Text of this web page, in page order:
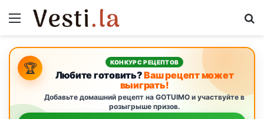
Menu
🏆 КОНКУРС РЕЦЕПТОВ
Любите готовить?Ваш рецепт может
выиграть!
Добавьте домашний рецепт на GOTUIMO и участвуйте в
розыгрыше призов.